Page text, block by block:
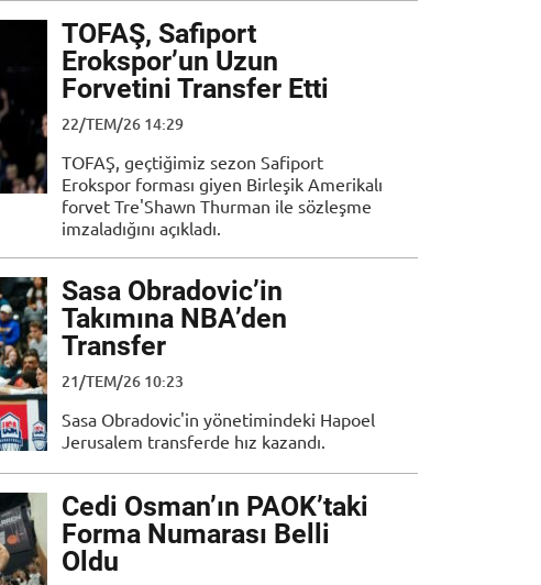
TOFAŞ, Safiport
Erokspor’un Uzun
Forvetini Transfer Etti
22/TEM/26 14:29
TOFAŞ, geçtiğimiz sezon Safiport
Erokspor forması giyen Birleşik Amerikalı
forvet Tre'Shawn Thurman ile sözleşme
imzaladığını açıkladı.
Sasa Obradovic’in
Takımına NBA’den
Transfer
21/TEM/26 10:23
Sasa Obradovic'in yönetimindeki Hapoel
Jerusalem transferde hız kazandı.
Cedi Osman’ın PAOK’taki
Forma Numarası Belli
Oldu